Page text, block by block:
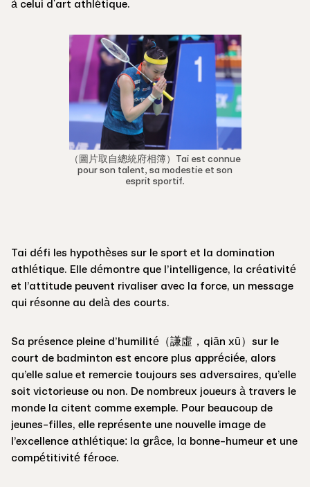
à celui d'art athlétique.
（圖片取自總統府相簿）Tai est connue
pour son talent, sa modestie et son
esprit sportif.
Tai défi les hypothèses sur le sport et la domination
athlétique. Elle démontre que l’intelligence, la créativité
et l’attitude peuvent rivaliser avec la force, un message
qui résonne au delà des courts.
Sa présence pleine d’humilité（謙虛，qiān xū）sur le
court de badminton est encore plus appréciée, alors
qu’elle salue et remercie toujours ses adversaires, qu’elle
soit victorieuse ou non. De nombreux joueurs à travers le
monde la citent comme exemple. Pour beaucoup de
jeunes-filles, elle représente une nouvelle image de
l’excellence athlétique: la grâce, la bonne-humeur et une
compétitivité féroce.